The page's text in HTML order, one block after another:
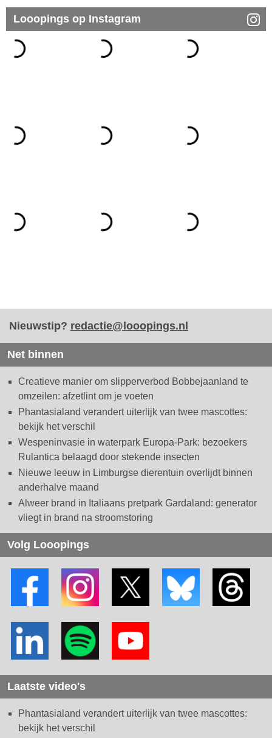
Looopings op Instagram
Nieuwstip? redactie@looopings.nl
Net binnen
Creatieve manier om slipperverbod Bobbejaanland te
omzeilen: afzetlint om je voeten
Phantasialand verandert uiterlijk van twee mascottes:
bekijk het verschil
Wespeninvasie in waterpark Europa-Park: bezoekers
Rulantica belaagd door stekende insecten
Nieuwe leeuw in Limburgse dierentuin overlijdt binnen
anderhalve maand
Alweer brand in Italiaans pretpark Gardaland: generator
vliegt in brand na stroomstoring
Volg Looopings
Laatste video's
Phantasialand verandert uiterlijk van twee mascottes:
bekijk het verschil